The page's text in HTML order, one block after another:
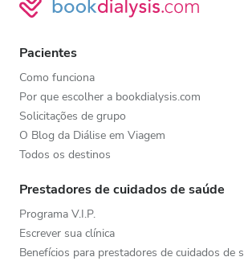
Pacientes
Como funciona
Por que escolher a bookdialysis.com
Solicitações de grupo
O Blog da Diálise em Viagem
Todos os destinos
Prestadores de cuidados de saúde
Programa V.I.P.
Escrever sua clínica
Benefícios para prestadores de cuidados de